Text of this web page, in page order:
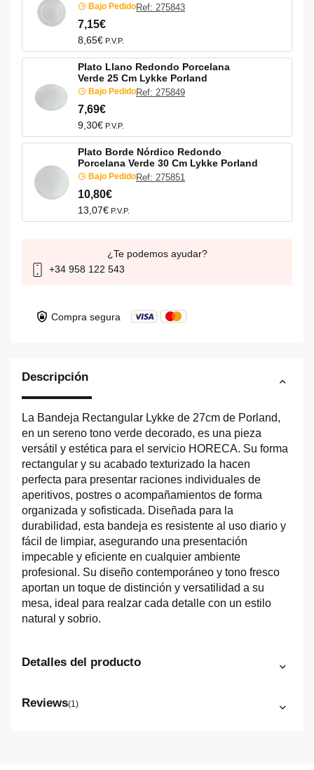
Descripción
La Bandeja Rectangular Lykke de 27cm de Porland,
en un sereno tono verde decorado, es una pieza
versátil y estética para el servicio HORECA. Su forma
rectangular y su acabado texturizado la hacen
perfecta para presentar raciones individuales de
aperitivos, postres o acompañamientos de forma
organizada y sofisticada. Diseñada para la
durabilidad, esta bandeja es resistente al uso diario y
fácil de limpiar, asegurando una presentación
impecable y eficiente en cualquier ambiente
profesional. Su diseño contemporáneo y tono fresco
aportan un toque de distinción y versatilidad a su
mesa, ideal para realzar cada detalle con un estilo
natural y sobrio.
Detalles del producto
Reviews(1)
Bajo PedidoRef: 275843
7,15€
8,65€ P.V.P.
Plato Llano Redondo Porcelana
Verde 25 Cm Lykke Porland
Bajo PedidoRef: 275849
7,69€
9,30€ P.V.P.
Plato Borde Nórdico Redondo
Porcelana Verde 30 Cm Lykke Porland
Bajo PedidoRef: 275851
10,80€
13,07€ P.V.P.
¿Te podemos ayudar?
+34 958 122 543
Compra segura